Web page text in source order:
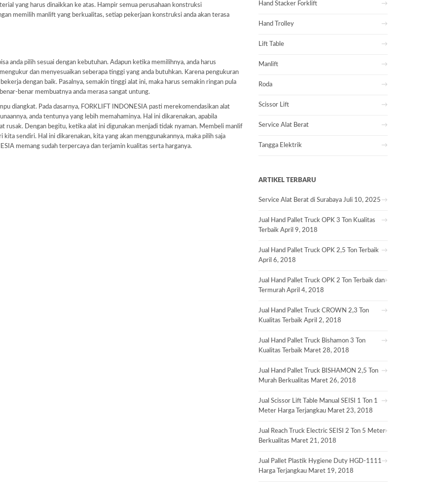
yang harus dinaikkan ke atas. Hampir semua perusahaan konstruksi
memilih manlift yang berkualitas, setiap pekerjaan konstruksi anda akan terasa
anda pilih sesuai dengan kebutuhan. Adapun ketika memilihnya, anda harus
dan menyesuaikan seberapa tinggi yang anda butuhkan. Karena pengukuran
dengan baik. Pasalnya, semakin tinggi alat ini, maka harus semakin ringan pula
benar membuatnya anda merasa sangat untung.
diangkat. Pada dasarnya, FORKLIFT INDONESIA pasti merekomendasikan alat
anda tentunya yang lebih memahaminya. Hal ini dikarenakan, apabila
rusak. Dengan begitu, ketika alat ini digunakan menjadi tidak nyaman. Membeli manlif
sendiri. Hal ini dikarenakan, kita yang akan menggunakannya, maka pilih saja
memang sudah terpercaya dan terjamin kualitas serta harganya.
Hand Stacker Forklift
Hand Trolley
Lift Table
Manlift
Roda
Scissor Lift
Service Alat Berat
Tangga Elektrik
ARTIKEL TERBARU
Service Alat Berat di Surabaya Juli 10, 2025
Jual Hand Pallet Truck OPK 3 Ton Kualitas
Terbaik April 9, 2018
Jual Hand Pallet Truck OPK 2,5 Ton Terbaik
April 6, 2018
Jual Hand Pallet Truck OPK 2 Ton Terbaik dan
Termurah April 4, 2018
Jual Hand Pallet Truck CROWN 2,3 Ton
Kualitas Terbaik April 2, 2018
Jual Hand Pallet Truck Bishamon 3 Ton
Kualitas Terbaik Maret 28, 2018
Jual Hand Pallet Truck BISHAMON 2,5 Ton
Murah Berkualitas Maret 26, 2018
Jual Scissor Lift Table Manual SEISI 1 Ton 1
Meter Harga Terjangkau Maret 23, 2018
Jual Reach Truck Electric SEISI 2 Ton 5 Meter
Berkualitas Maret 21, 2018
Jual Pallet Plastik Hygiene Duty HGD-1111
Harga Terjangkau Maret 19, 2018